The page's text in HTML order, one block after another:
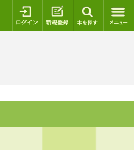
ログイン 新規登録